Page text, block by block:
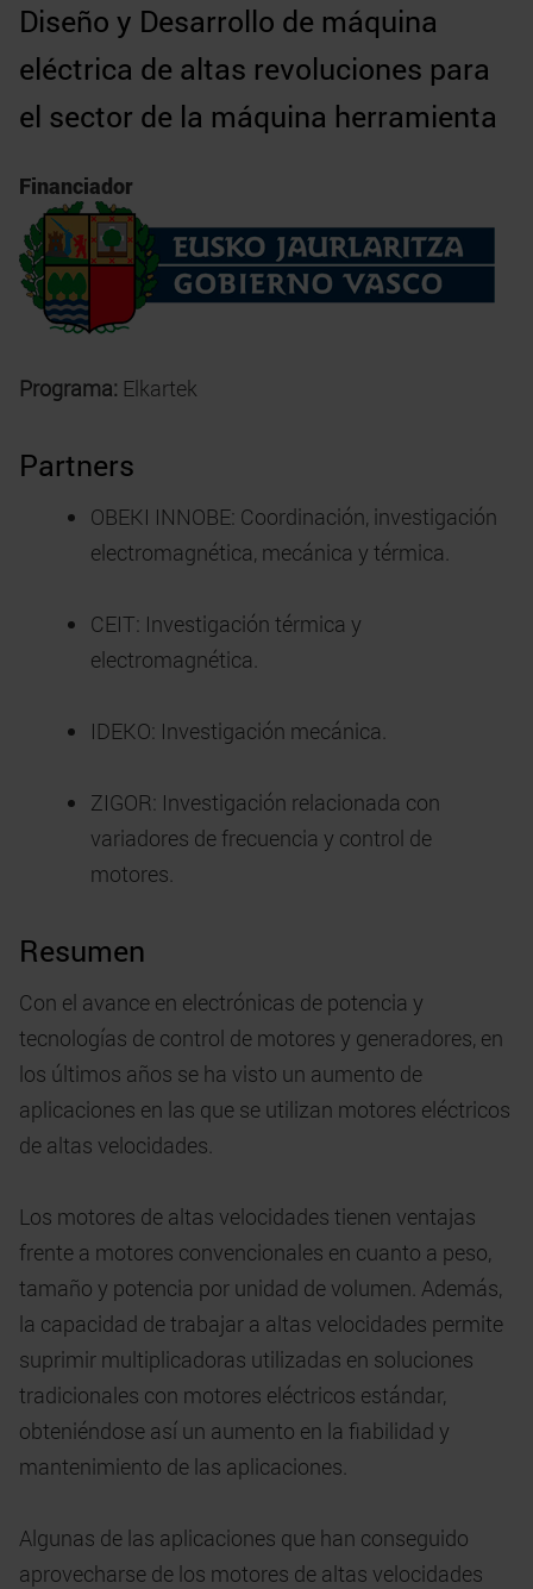
Diseño y Desarrollo de máquina
eléctrica de altas revoluciones para
el sector de la máquina herramienta
Financiador
Programa: Elkartek
Partners
OBEKI INNOBE: Coordinación, investigación
electromagnética, mecánica y térmica.
CEIT: Investigación térmica y
electromagnética.
IDEKO: Investigación mecánica.
ZIGOR: Investigación relacionada con
variadores de frecuencia y control de
motores.
Resumen
Con el avance en electrónicas de potencia y
tecnologías de control de motores y generadores, en
los últimos años se ha visto un aumento de
aplicaciones en las que se utilizan motores eléctricos
de altas velocidades.
Los motores de altas velocidades tienen ventajas
frente a motores convencionales en cuanto a peso,
tamaño y potencia por unidad de volumen. Además,
la capacidad de trabajar a altas velocidades permite
suprimir multiplicadoras utilizadas en soluciones
tradicionales con motores eléctricos estándar,
obteniéndose así un aumento en la fiabilidad y
mantenimiento de las aplicaciones.
Algunas de las aplicaciones que han conseguido
aprovecharse de los motores de altas velocidades